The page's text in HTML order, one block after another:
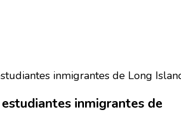
estudiantes inmigrantes de